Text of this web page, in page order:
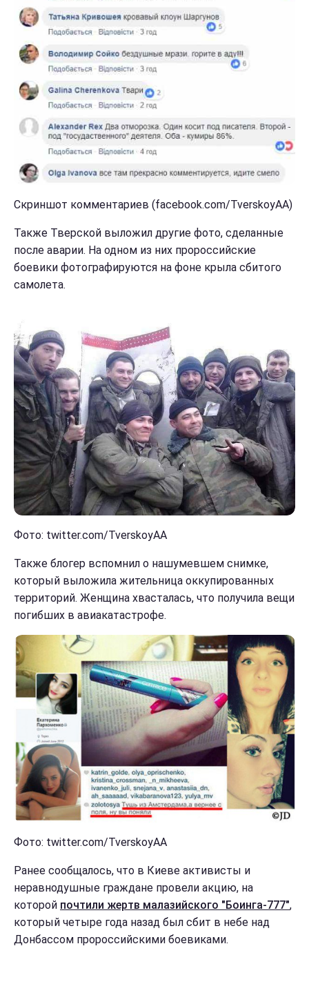
Скриншот комментариев (facebook.com/TverskoyAA)
Также Тверской выложил другие фото, сделанные
после аварии. На одном из них пророссийские
боевики фотографируются на фоне крыла сбитого
самолета.
Фото: twitter.com/TverskoyAA
Также блогер вспомнил о нашумевшем снимке,
который выложила жительница оккупированных
территорий. Женщина хвасталась, что получила вещи
погибших в авиакатастрофе.
Фото: twitter.com/TverskoyAA
Ранее сообщалось, что в Киеве активисты и
неравнодушные граждане провели акцию, на
которой почтили жертв малазийского "Боинга-777",
который четыре года назад был сбит в небе над
Донбассом пророссийскими боевиками.